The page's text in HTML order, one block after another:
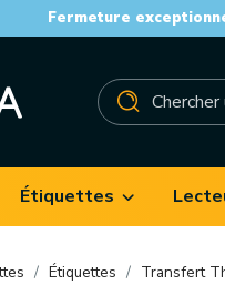
Fermeture
Étiquettes
Étiquettes Transfert